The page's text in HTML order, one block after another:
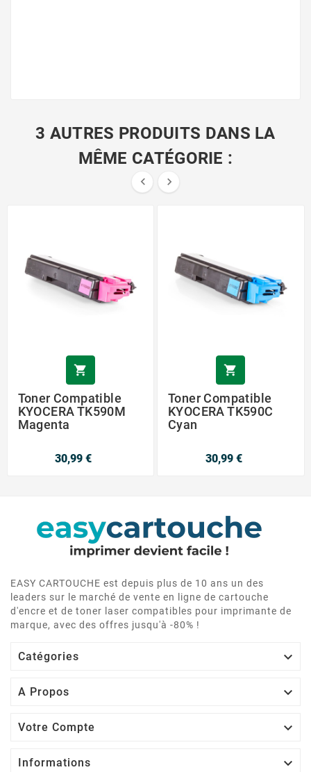
3 AUTRES PRODUITS DANS LA
MÊME CATÉGORIE :
 

Toner Compatible
KYOCERA TK590M
Magenta
30,99 €

Toner Compatible
KYOCERA TK590C
Cyan
30,99 €
EASY CARTOUCHE est depuis plus de 10 ans un des
leaders sur le marché de vente en ligne de cartouche
d'encre et de toner laser compatibles pour imprimante de
marque, avec des offres jusqu'à -80% !
Catégories 
A Propos 
Votre Compte 
Informations 